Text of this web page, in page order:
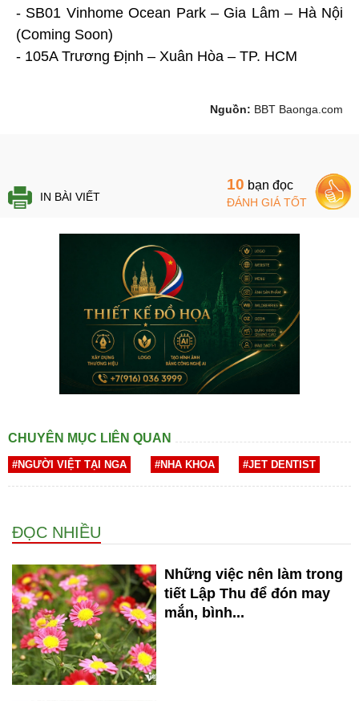
- SB01 Vinhome Ocean Park – Gia Lâm – Hà Nội
(Coming Soon)
- 105A Trương Định – Xuân Hòa – TP. HCM
Nguồn: BBT Baonga.com
IN BÀI VIẾT
10 bạn đọc
ĐÁNH GIÁ TỐT
CHUYÊN MỤC LIÊN QUAN
#NGƯỜI VIỆT TẠI NGA #NHA KHOA #JET DENTIST
ĐỌC NHIỀU
Những việc nên làm trong
tiết Lập Thu để đón may
mắn, bình...